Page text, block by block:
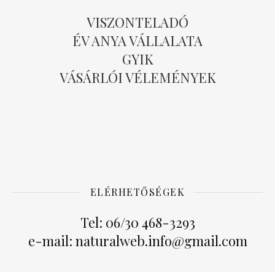
VISZONTELADÓ
ÉV ANYA VÁLLALATA
GYIK
VÁSÁRLÓI VÉLEMÉNYEK
ELÉRHETŐSÉGEK
Tel: 06/30 468-3293
e-mail: naturalweb.info@gmail.com